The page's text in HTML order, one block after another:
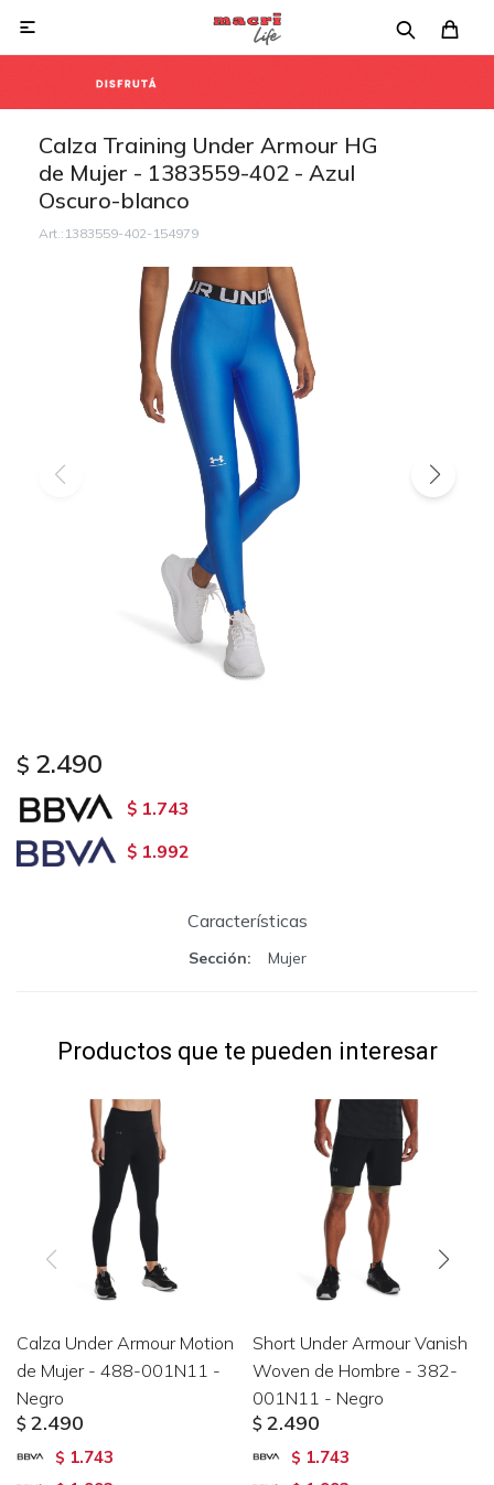

Calza Training Under Armour HG
de Mujer - 1383559-402 - Azul
Oscuro-blanco
1383559-402-154979
$ 2.490
$ 1.743
$ 1.992
Características
Sección Mujer
Productos que te pueden interesar
Calza Under Armour Motion
de Mujer - 488-001N11 -
Negro
$ 2.490
$ 1.743
Short Under Armour Vanish
Woven de Hombre - 382-
001N11 - Negro
$ 2.490
$ 1.743